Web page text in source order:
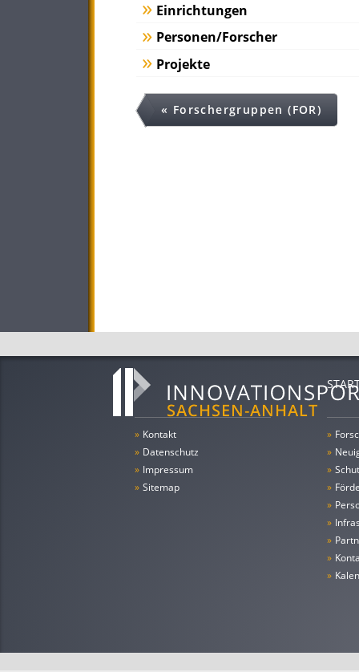
Einrichtungen
Personen/Forscher
Projekte
« Forschergruppen (FOR)
» Kontakt
» Datenschutz
» Impressum
» Sitemap
»
»
»
»
»
»
»
»
»